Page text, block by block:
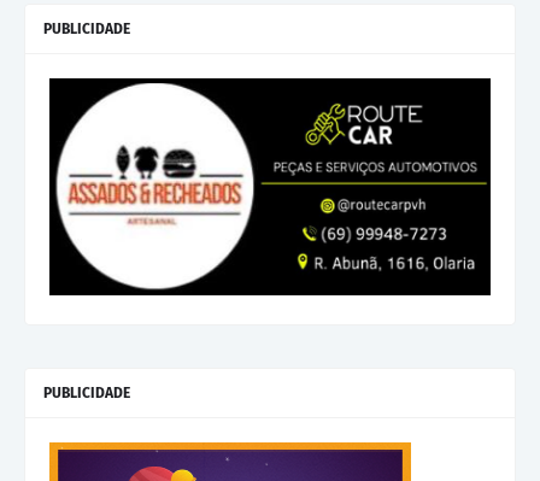
PUBLICIDADE
PUBLICIDADE